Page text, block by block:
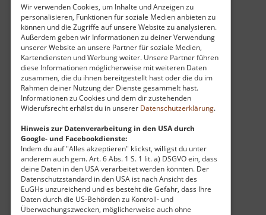
Wir verwenden Cookies, um Inhalte und Anzeigen zu
personalisieren, Funktionen für soziale Medien anbieten zu
können und die Zugriffe auf unsere Website zu analysieren.
Außerdem geben wir Informationen zu deiner Verwendung
unserer Website an unsere Partner für soziale Medien,
Kartendiensten und Werbung weiter. Unsere Partner führen
diese Informationen möglicherweise mit weiteren Daten
zusammen, die du ihnen bereitgestellt hast oder die du im
Rahmen deiner Nutzung der Dienste gesammelt hast.
Informationen zu Cookies und dem dir zustehenden
Widerufsrecht erhälst du in unserer Datenschutzerklärung.
Hinweis zur Datenverarbeitung in den USA durch
Google- und Facebookdienste:
Indem du auf "Alles akzeptieren" klickst, willigst du unter
anderem auch gem. Art. 6 Abs. 1 S. 1 lit. a) DSGVO ein, dass
deine Daten in den USA verarbeitet werden könnten. Der
Datenschutzstandard in den USA ist nach Ansicht des
EuGHs unzureichend und es besteht die Gefahr, dass Ihre
Daten durch die US-Behörden zu Kontroll- und
Überwachungszwecken, möglicherweise auch ohne